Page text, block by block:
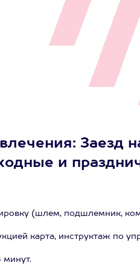
Заезд
и
(шлем, подшлемник,
карта, инструктаж по
минут.